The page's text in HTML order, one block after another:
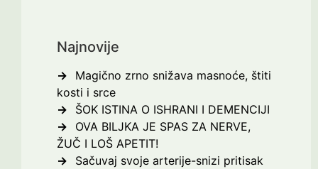
Najnovije
Magično zrno snižava masnoće, štiti
kosti i srce
ŠOK ISTINA O ISHRANI I DEMENCIJI
OVA BILJKA JE SPAS ZA NERVE,
ŽUČ I LOŠ APETIT!
Sačuvaj svoje arterije-snizi pritisak